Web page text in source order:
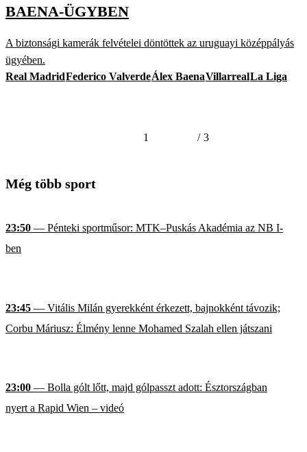
BAENA-ÜGYBEN
A biztonsági kamerák felvételei döntöttek az uruguayi középpályás
ügyében.
Real MadridFederico ValverdeÁlex BaenaVillarrealLa Liga
1 / 3
Még több sport
23:50 — Pénteki sportműsor: MTK–Puskás Akadémia az NB I-
ben
23:45 — Vitális Milán gyerekként érkezett, bajnokként távozik;
Corbu Máriusz: Élmény lenne Mohamed Szalah ellen játszani
23:00 — Bolla gólt lőtt, majd gólpasszt adott: Észtországban
nyert a Rapid Wien – videó